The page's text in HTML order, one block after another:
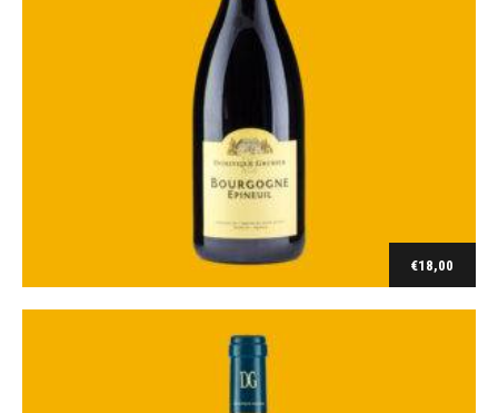
Ajouter au panier
€18,00
Bourgogne
Bourgogne Epineuil rouge 2020/23
€18,00